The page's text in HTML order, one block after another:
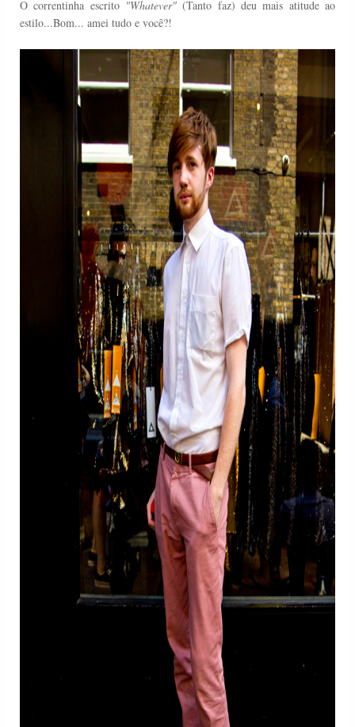
O correntinha escrito "Whatever"(Tanto faz) deu mais atitude ao
estilo...Bom... amei tudo e você?!